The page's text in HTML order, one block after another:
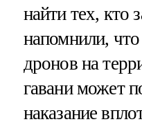
найти тех, кто
напомнили,
дронов на
гавани может
наказание